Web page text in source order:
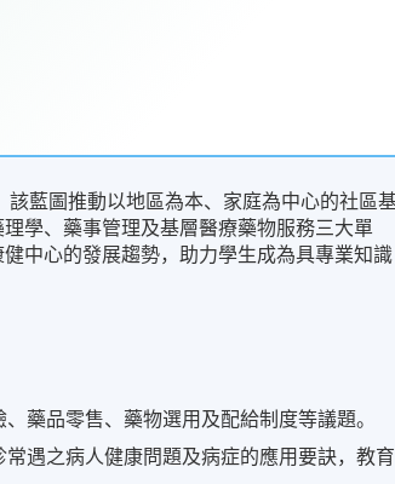
藍圖推動以地區為本、家庭為中心的社區
學、藥事管理及基層醫療藥物服務三大單
中心的發展趨勢，助力學生成為具專業知識
藥品零售、藥物選用及配給制度等議題。
遇之病人健康問題及病症的應用要訣，教育